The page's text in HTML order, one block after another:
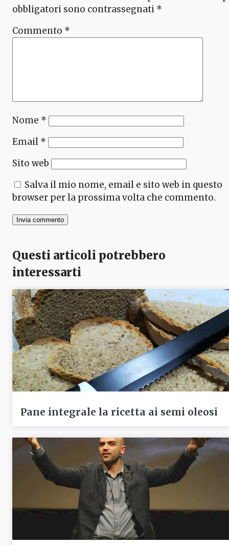
obbligatori sono contrassegnati *
Commento *
Nome *
Email *
Sito web
Salva il mio nome, email e sito web in questo
browser per la prossima volta che commento.
Questi articoli potrebbero
interessarti
Pane integrale la ricetta ai semi oleosi